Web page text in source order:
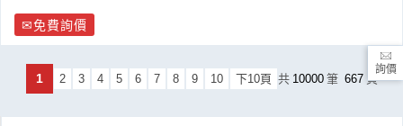
免費詢價
1 2 3 4 5 6 7 8 9 10 下10頁 共 10000 筆 667 頁
詢價